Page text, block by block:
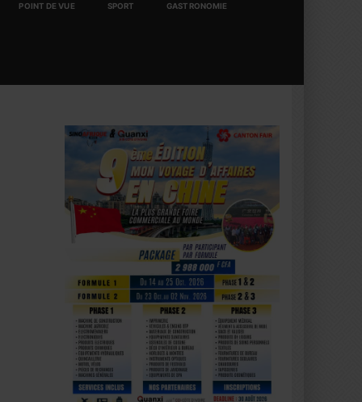
POINT DE VUE SPORT GASTRONOMIE